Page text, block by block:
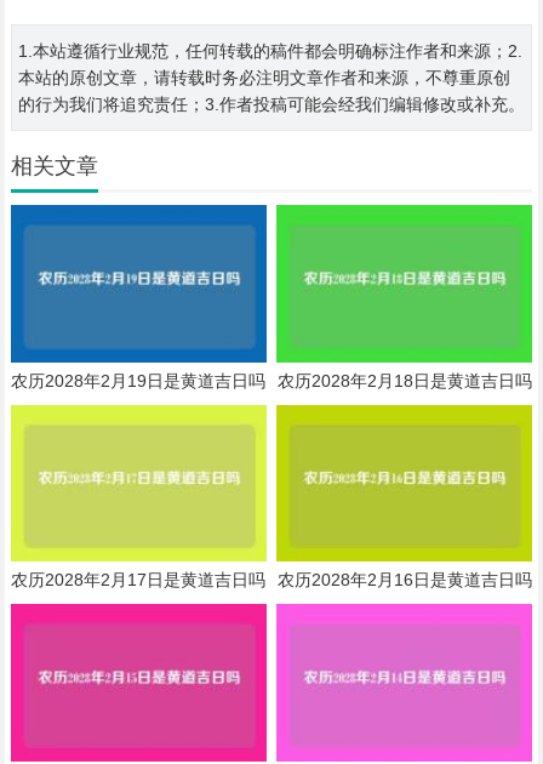
1.本站遵循行业规范，任何转载的稿件都会明确标注作者和来源；2.
本站的原创文章，请转载时务必注明文章作者和来源，不尊重原创
的行为我们将追究责任；3.作者投稿可能会经我们编辑修改或补充。
相关文章
农历2028年2月19日是黄道吉日吗 农历2028年2月18日是黄道吉日吗
农历2028年2月17日是黄道吉日吗 农历2028年2月16日是黄道吉日吗